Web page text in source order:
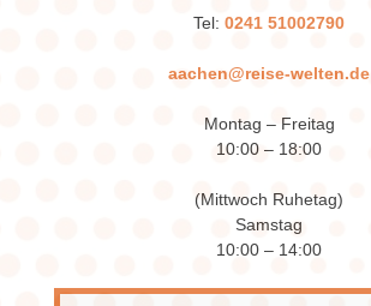
Tel: 0241 51002790
aachen@reise-welten.de
Montag – Freitag
10:00 – 18:00
(Mittwoch Ruhetag)
Samstag
10:00 – 14:00